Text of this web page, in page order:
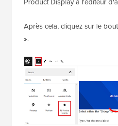
Après cela, cliquez sur le
».